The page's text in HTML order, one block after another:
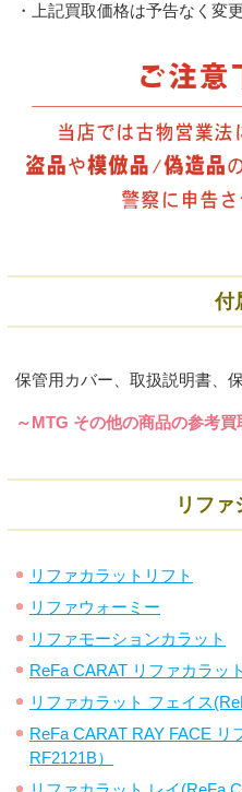
・上記買取価格は予告なく変
付
保管用カバー、取扱説明書、
～MTG その他の商品の参考買
リファ
リファカラットリフト
リファウォーミー
リファモーションカラット
ReFa CARAT リファカラッ
リファカラット フェイス
ReFa CARAT RAY FACE
RF2121B）